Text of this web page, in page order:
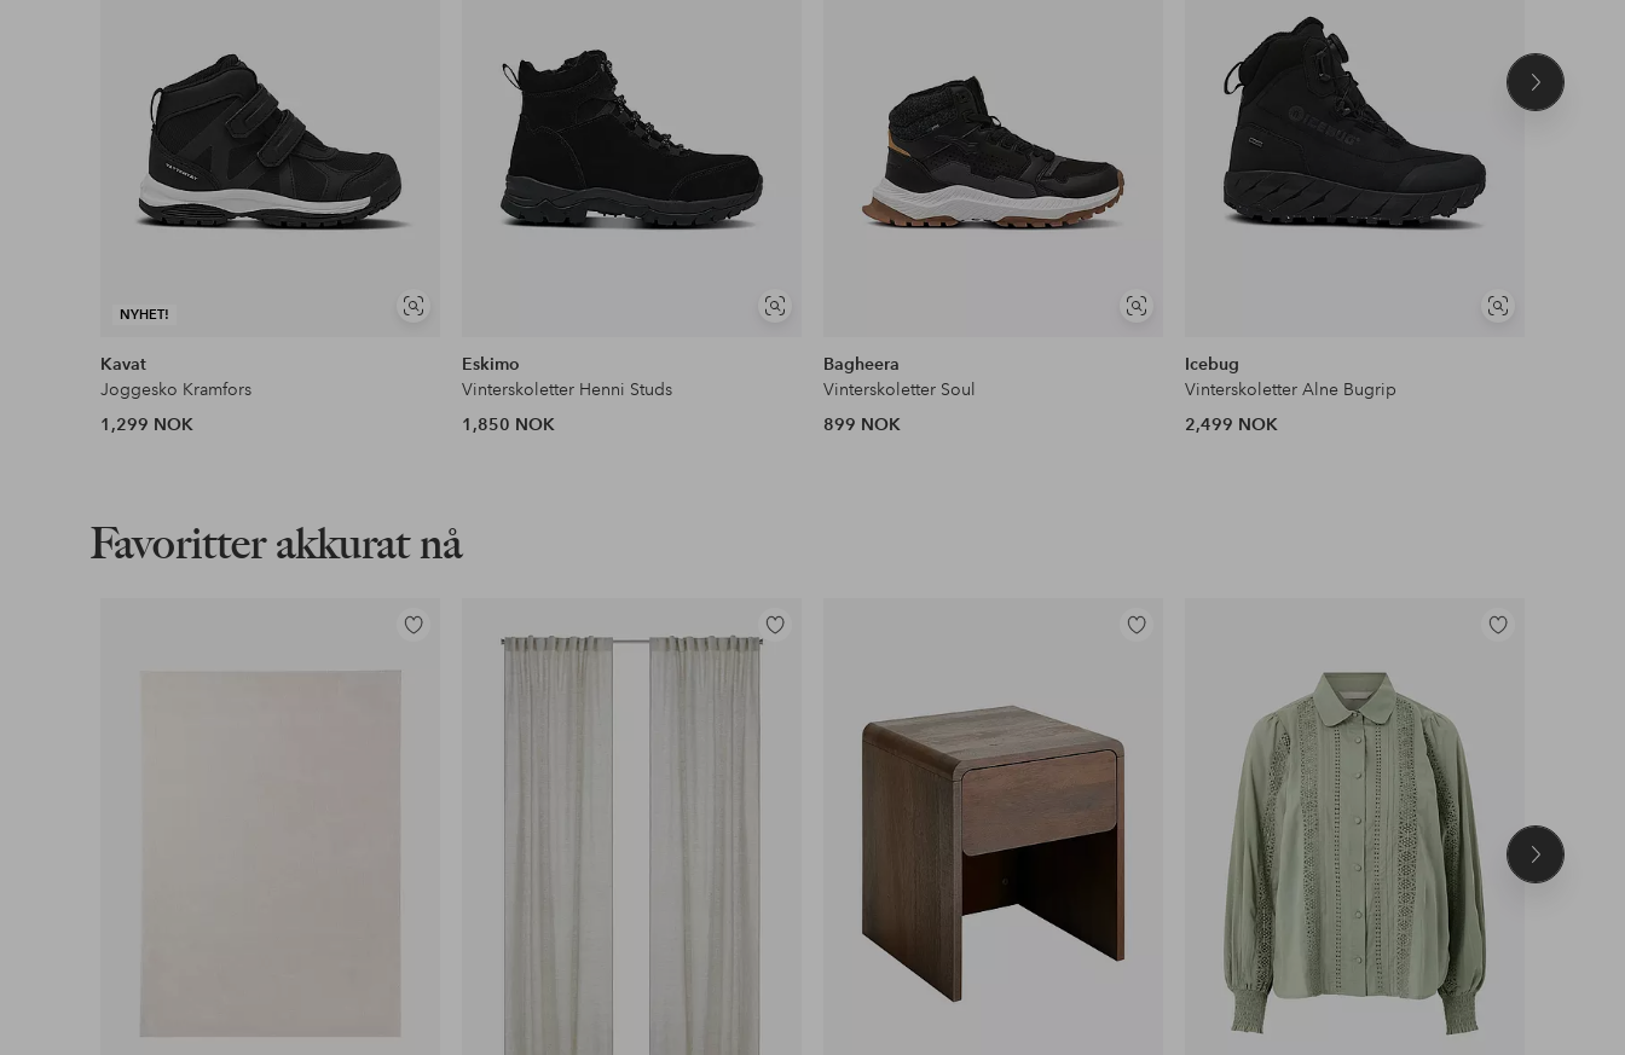
NYHET!
Vis
Kavat
Joggesko Kramfors
1,299 NOK
Vis
Eskimo
Vinterskoletter Henni Studs
1,850 NOK
Vis
Bagheera
Vinterskoletter Soul
899 NOK
Vis
Icebug
Vinterskoletter Alne Bugrip
2,499 NOK
Neste
Favoritter akkurat nå
Legg
Legg
Legg
Legg
Neste